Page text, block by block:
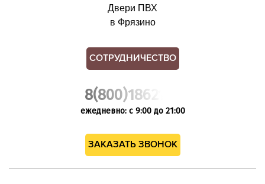
Двери ПВХ
в Фрязино
СОТРУДНИЧЕСТВО
8(800)1862102
ежедневно: с 9:00 до 21:00
ЗАКАЗАТЬ ЗВОНОК